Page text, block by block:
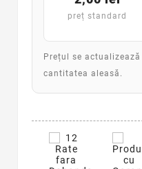
preț standard
Prețul se
cantitatea aleasă.